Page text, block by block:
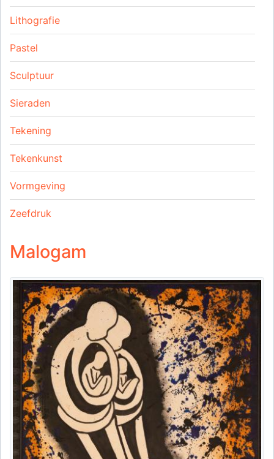
Lithografie
Pastel
Sculptuur
Sieraden
Tekening
Tekenkunst
Vormgeving
Zeefdruk
Malogam